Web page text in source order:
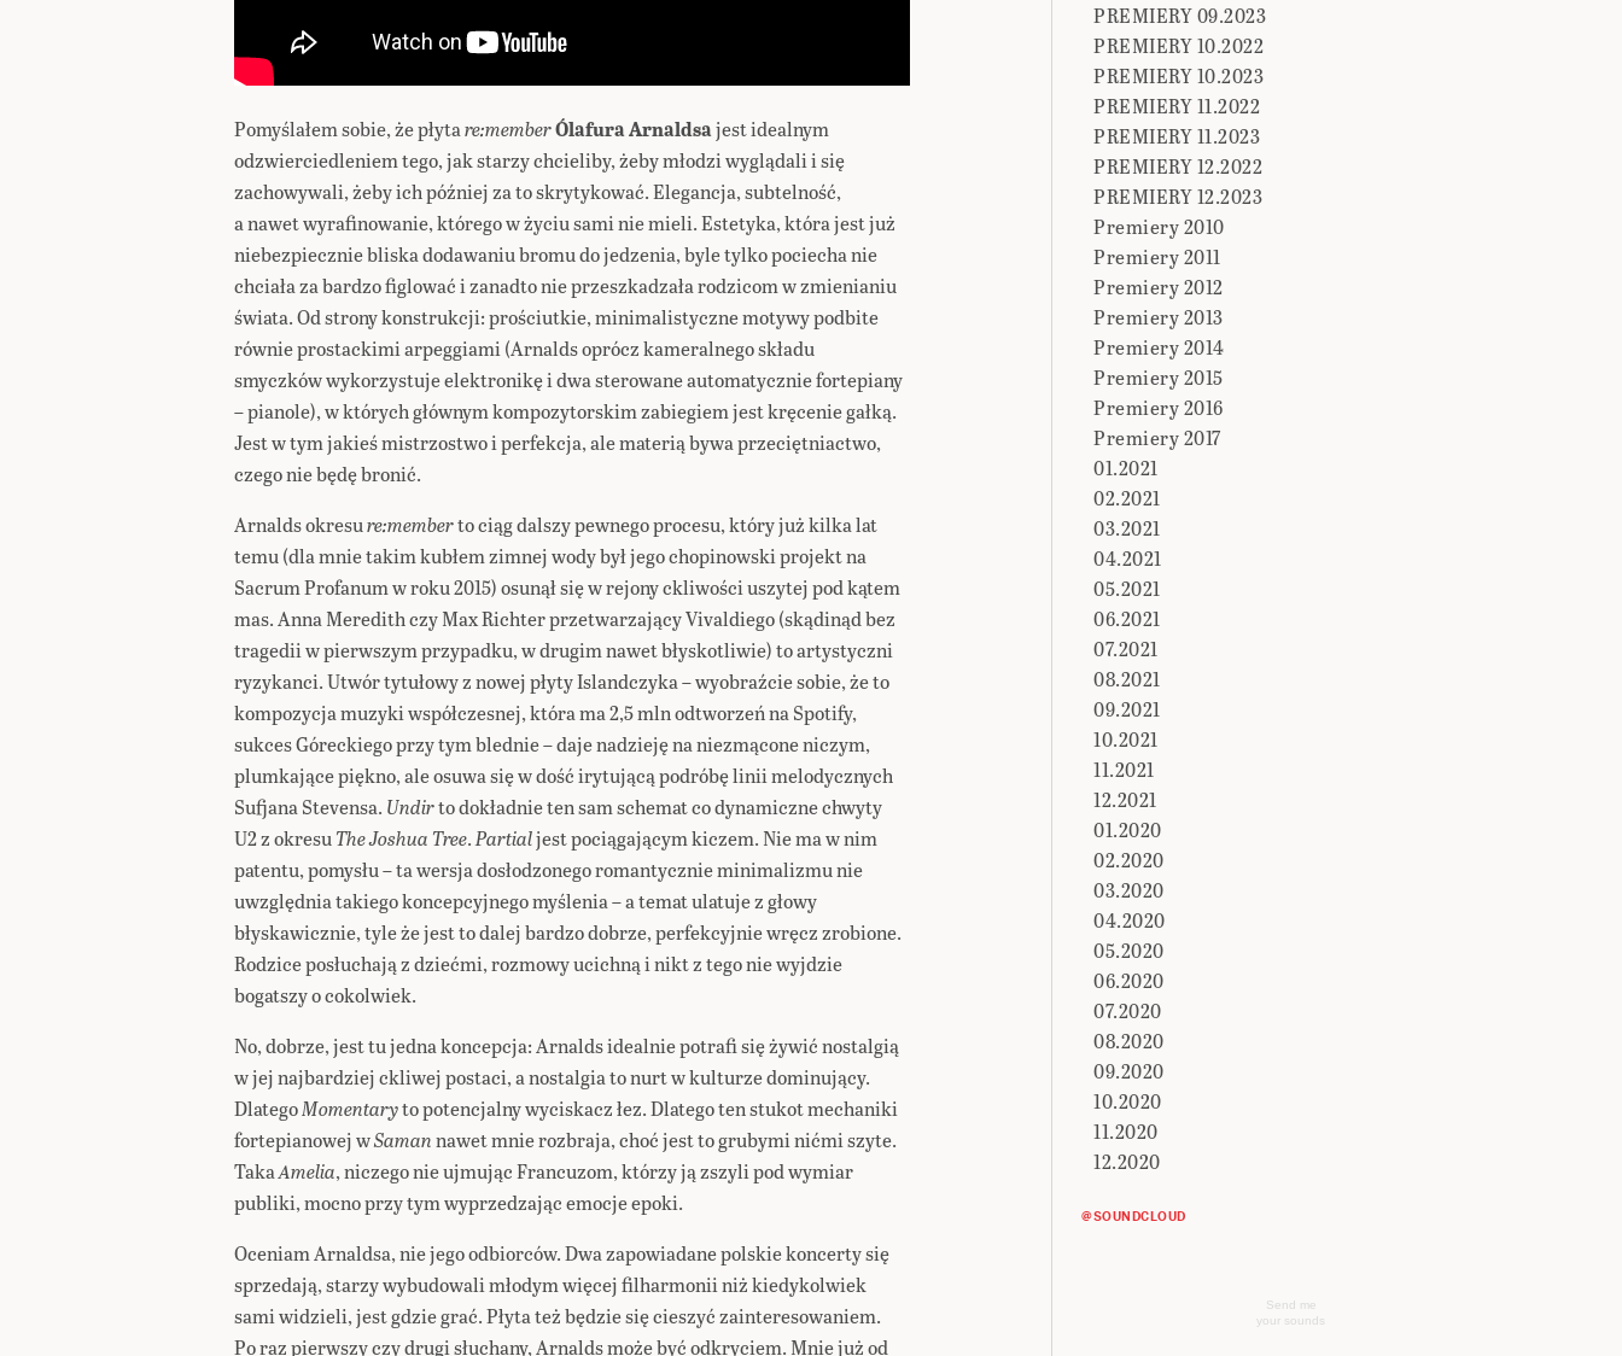
Pomyślałem sobie, że płytare:memberÓlafura Arnaldsajest idealnym
odzwierciedleniem tego, jak starzy chcieliby, żeby młodzi wyglądali i się
zachowywali, żeby ich później za to skrytykować. Elegancja, subtelność,
a nawet wyrafinowanie, którego w życiu sami nie mieli. Estetyka, która jest już
niebezpiecznie bliska dodawaniu bromu do jedzenia, byle tylko pociecha nie
chciała za bardzo figlować i zanadto nie przeszkadzała rodzicom w zmienianiu
świata. Od strony konstrukcji: prościutkie, minimalistyczne motywy podbite
równie prostackimi arpeggiami (Arnalds oprócz kameralnego składu
smyczków wykorzystuje elektronikę i dwa sterowane automatycznie fortepiany
– pianole), w których głównym kompozytorskim zabiegiem jest kręcenie gałką.
Jest w tym jakieś mistrzostwo i perfekcja, ale materią bywa przeciętniactwo,
czego nie będę bronić.
Arnalds okresure:memberto ciąg dalszy pewnego procesu, który już kilka lat
temu (dla mnie takim kubłem zimnej wody był jego chopinowski projekt na
Sacrum Profanum w roku 2015) osunął się w rejony ckliwości uszytej pod kątem
mas. Anna Meredith czy Max Richter przetwarzający Vivaldiego (skądinąd bez
tragedii w pierwszym przypadku, w drugim nawet błyskotliwie) to artystyczni
ryzykanci. Utwór tytułowy z nowej płyty Islandczyka – wyobraźcie sobie, że to
kompozycja muzyki współczesnej, która ma 2,5 mln odtworzeń na Spotify,
sukces Góreckiego przy tym blednie – daje nadzieję na niezmącone niczym,
plumkające piękno, ale osuwa się w dość irytującą podróbę linii melodycznych
Sufjana Stevensa. Undirto dokładnie ten sam schemat co dynamiczne chwyty
U2 z okresuThe Joshua Tree.Partialjest pociągającym kiczem. Nie ma w nim
patentu, pomysłu – ta wersja dosłodzonego romantycznie minimalizmu nie
uwzględnia takiego koncepcyjnego myślenia – a temat ulatuje z głowy
błyskawicznie, tyle że jest to dalej bardzo dobrze, perfekcyjnie wręcz zrobione.
Rodzice posłuchają z dziećmi, rozmowy ucichną i nikt z tego nie wyjdzie
bogatszy o cokolwiek.
No, dobrze, jest tu jedna koncepcja: Arnalds idealnie potrafi się żywić nostalgią
w jej najbardziej ckliwej postaci, a nostalgia to nurt w kulturze dominujący.
DlategoMomentaryto potencjalny wyciskacz łez. Dlatego ten stukot mechaniki
fortepianowej wSamannawet mnie rozbraja, choć jest to grubymi nićmi szyte.
TakaAmelia, niczego nie ujmując Francuzom, którzy ją zszyli pod wymiar
publiki, mocno przy tym wyprzedzając emocje epoki.
Oceniam Arnaldsa, nie jego odbiorców. Dwa zapowiadane polskie koncerty się
sprzedają, starzy wybudowali młodym więcej filharmonii niż kiedykolwiek
sami widzieli, jest gdzie grać. Płyta też będzie się cieszyć zainteresowaniem.
Po raz pierwszy czy drugi słuchany, Arnalds może być odkryciem. Mnie już od
PREMIERY 09.2023
PREMIERY 10.2022
PREMIERY 10.2023
PREMIERY 11.2022
PREMIERY 11.2023
PREMIERY 12.2022
PREMIERY 12.2023
Premiery 2010
Premiery 2011
Premiery 2012
Premiery 2013
Premiery 2014
Premiery 2015
Premiery 2016
Premiery 2017
01.2021
02.2021
03.2021
04.2021
05.2021
06.2021
07.2021
08.2021
09.2021
10.2021
11.2021
12.2021
01.2020
02.2020
03.2020
04.2020
05.2020
06.2020
07.2020
08.2020
09.2020
10.2020
11.2020
12.2020
@SOUNDCLOUD
Send me
your sounds